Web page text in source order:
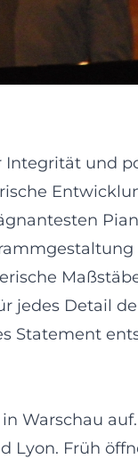
Integrität und
Detail
Statement
Warschau
Lyon. Früh